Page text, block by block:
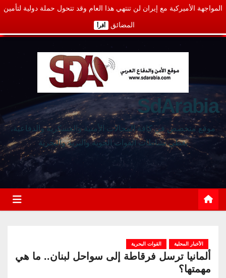
المواجهة الأميركية مع إيران لن تنتهي هذا العام وقد تتحول حملة دولية لتأمين
المضائق أقرأ
SdArabia
موقع متخصص في كافة المجالات الأمنية والعسكرية والدفاعية،
يغطي نشاطات القوات الجوية والبرية والبحرية
الأخبار المحلية القوات البحرية
ألمانيا ترسل فرقاطة إلى سواحل لبنان.. ما هي
مهمتها؟